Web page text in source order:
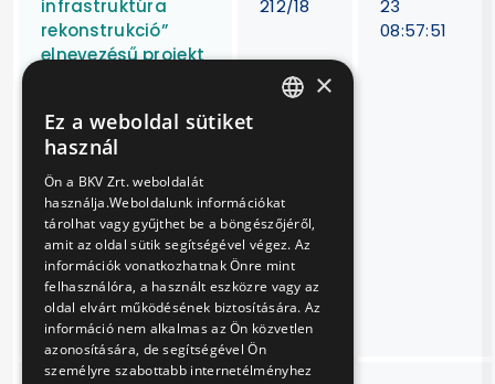
infrastruktúra
rekonstrukció”
elnevezésű projekt
kockázatok
felmérése, a
kockázatfelmérés
eredményeinek
feldolgozása,
kiértékelése és
összefoglaló
jelentés
elkészítése
212/18
23
08:57:51
×
Ez a weboldal sütiket
használ
Ön a BKV Zrt. weboldalát
használja.Weboldalunk információkat
tárolhat vagy gyűjthet be a böngészőjéről,
amit az oldal sütik segítségével végez. Az
információk vonatkozhatnak Önre mint
felhasználóra, a használt eszközre vagy az
oldal elvárt működésének biztosítására. Az
információ nem alkalmas az Ön közvetlen
azonosítására, de segítségével Ön
személyre szabottabb internetélményhez